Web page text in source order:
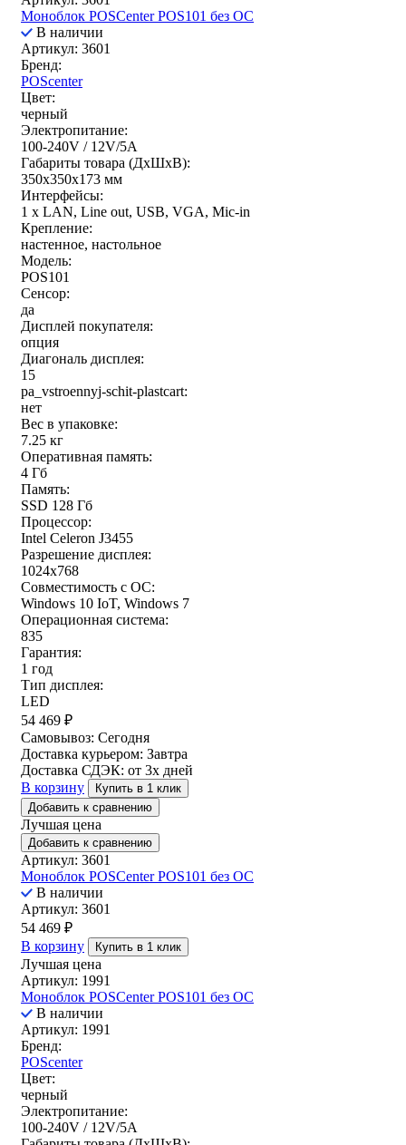
Моноблок POSCenter POS101 без ОС
В наличии
Артикул: 3601
Бренд:
POScenter
Цвет:
черный
Электропитание:
100-240V / 12V/5A
Габариты товара (ДxШxВ):
350х350х173 мм
Интерфейсы:
1 x LAN, Line out, USB, VGA, Mic-in
Крепление:
настенное, настольное
Модель:
POS101
Сенсор:
да
Дисплей покупателя:
опция
Диагональ дисплея:
15
pa_vstroennyj-schit-plastcart:
нет
Вес в упаковке:
7.25 кг
Оперативная память:
4 Гб
Память:
SSD 128 Гб
Процессор:
Intel Celeron J3455
Разрешение дисплея:
1024x768
Совместимость с ОС:
Windows 10 IoT, Windows 7
Операционная система:
835
Гарантия:
1 год
Тип дисплея:
LED
54 469 ₽
Самовывоз: Сегодня
Доставка курьером: Завтра
Доставка СДЭК: от 3х дней
В корзину
Купить в 1 клик
Добавить к сравнению
Лучшая цена
Добавить к сравнению
Артикул: 3601
Моноблок POSCenter POS101 без ОС
В наличии
Артикул: 3601
54 469 ₽
В корзину
Купить в 1 клик
Лучшая цена
Артикул: 1991
Моноблок POSCenter POS101 без ОС
В наличии
Артикул: 1991
Бренд:
POScenter
Цвет:
черный
Электропитание:
100-240V / 12V/5A